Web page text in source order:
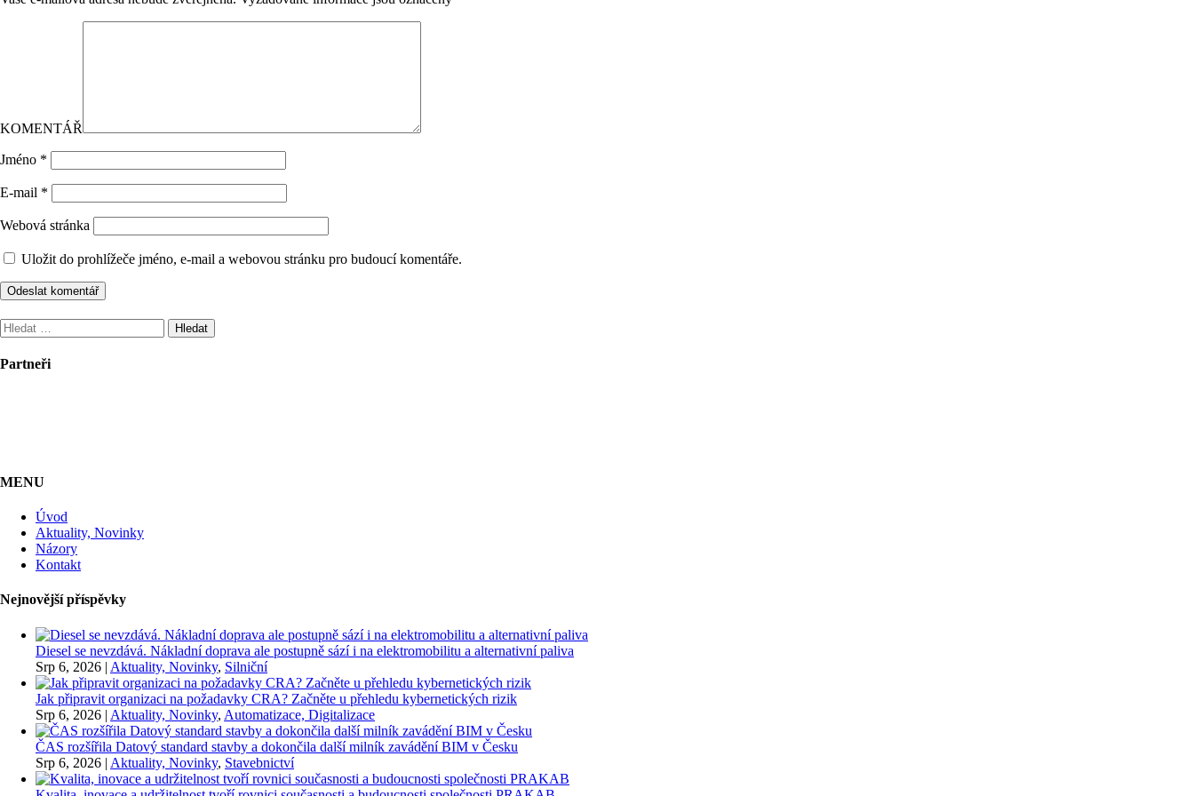
KOMENTÁŘ
Jméno *
E-mail *
Webová stránka
Uložit do prohlížeče jméno, e-mail a webovou stránku pro budoucí komentáře.
Vyhledávání
Partneři
MENU
Úvod
Aktuality, Novinky
Názory
Kontakt
Nejnovější příspěvky
Diesel se nevzdává. Nákladní doprava ale postupně sází i na elektromobilitu a alternativní paliva
Srp 6, 2026 | Aktuality, Novinky, Silniční
Jak připravit organizaci na požadavky CRA? Začněte u přehledu kybernetických rizik
Srp 6, 2026 | Aktuality, Novinky, Automatizace, Digitalizace
ČAS rozšířila Datový standard stavby a dokončila další milník zavádění BIM v Česku
Srp 6, 2026 | Aktuality, Novinky, Stavebnictví